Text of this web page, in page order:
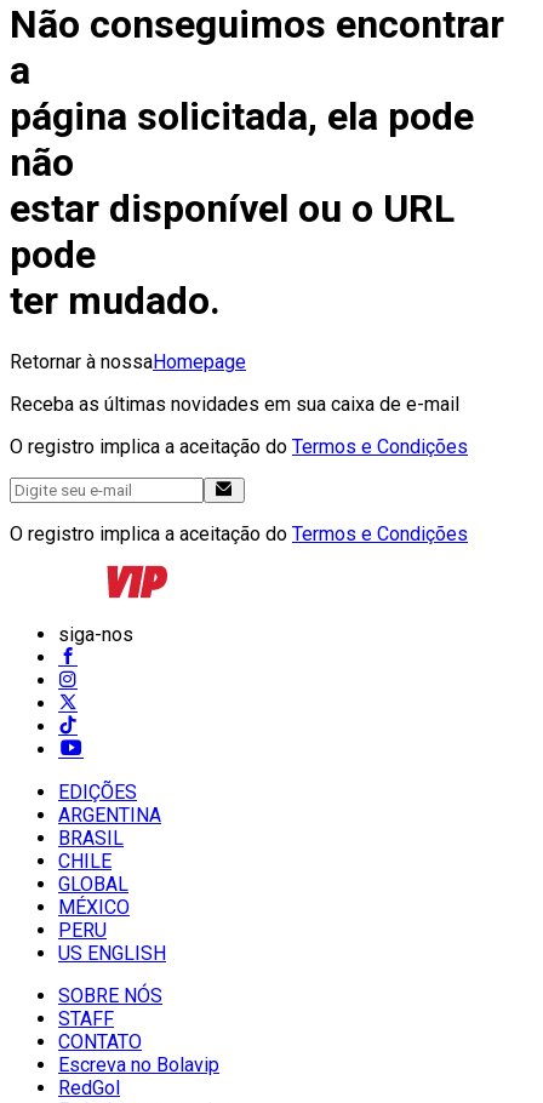
Não conseguimos encontrar
a
página solicitada, ela pode
não
estar disponível ou o URL
pode
ter mudado.
Retornar à nossaHomepage
Receba as últimas novidades em sua caixa de e-mail
O registro implica a aceitação do Termos e Condições
O registro implica a aceitação do Termos e Condições
siga-nos
EDIÇÕES
ARGENTINA
BRASIL
CHILE
GLOBAL
MÉXICO
PERU
US ENGLISH
SOBRE NÓS
STAFF
CONTATO
Escreva no Bolavip
RedGol